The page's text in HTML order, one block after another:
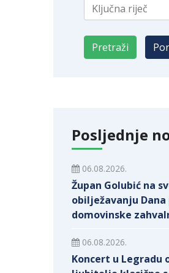
Posljednje
06.08.2026.
Župan Golubić na
obilježavanju
domovinske
06.08.2026.
Koncert u Legradu